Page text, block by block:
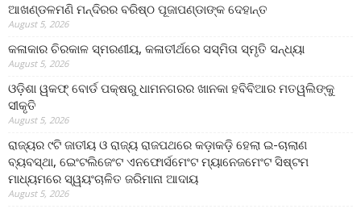
ଆଖଣ୍ଡଳମଣି ମନ୍ଦିରର ବରିଷ୍ଠ ପୂଜାପଣ୍ଡାଙ୍କ ଦେହାନ୍ତ
August 5, 2026
କଳାକାର ଚିରକାଳ ସ୍ମରଣୀୟ, କଳାତୀର୍ଥରେ ସସ୍ମିତା ସ୍ମୃତି ସନ୍ଧ୍ୟା
August 5, 2026
ଓଡ଼ିଶା ୱକଫ୍ ବୋର୍ଡ ପକ୍ଷରୁ ଧାମନଗରର ଖାନକା ହବିବିଆର ମତୱଲିଙ୍କୁ
ସୀକୃତି
August 5, 2026
ରାଜ୍ୟର ୯ଟି ଜାତୀୟ ଓ ରାଜ୍ୟ ରାଜପଥରେ କଡ଼ାକଡ଼ି ହେଲା ଇ-ଚାଲାଣ
ବ୍ୟବସ୍ଥା, ଇେଂଟଲିଜେଂଟ ଏନଫୋର୍ସମେଂଟ ମ୍ୟାନେଜମେଂଟ ସିଷ୍ଟମ
ମାଧ୍ୟମରେ ସ୍ୱୟଂଚାଳିତ ଜରିମାନା ଆଦାୟ
August 5, 2026